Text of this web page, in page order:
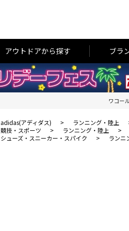
アウトドアから探す ブラ
ワコー
adidas(アディダス) > ランニング・陸上
競技・スポーツ > ランニング・陸上 >
シューズ・スニーカー・スパイク > ランニ